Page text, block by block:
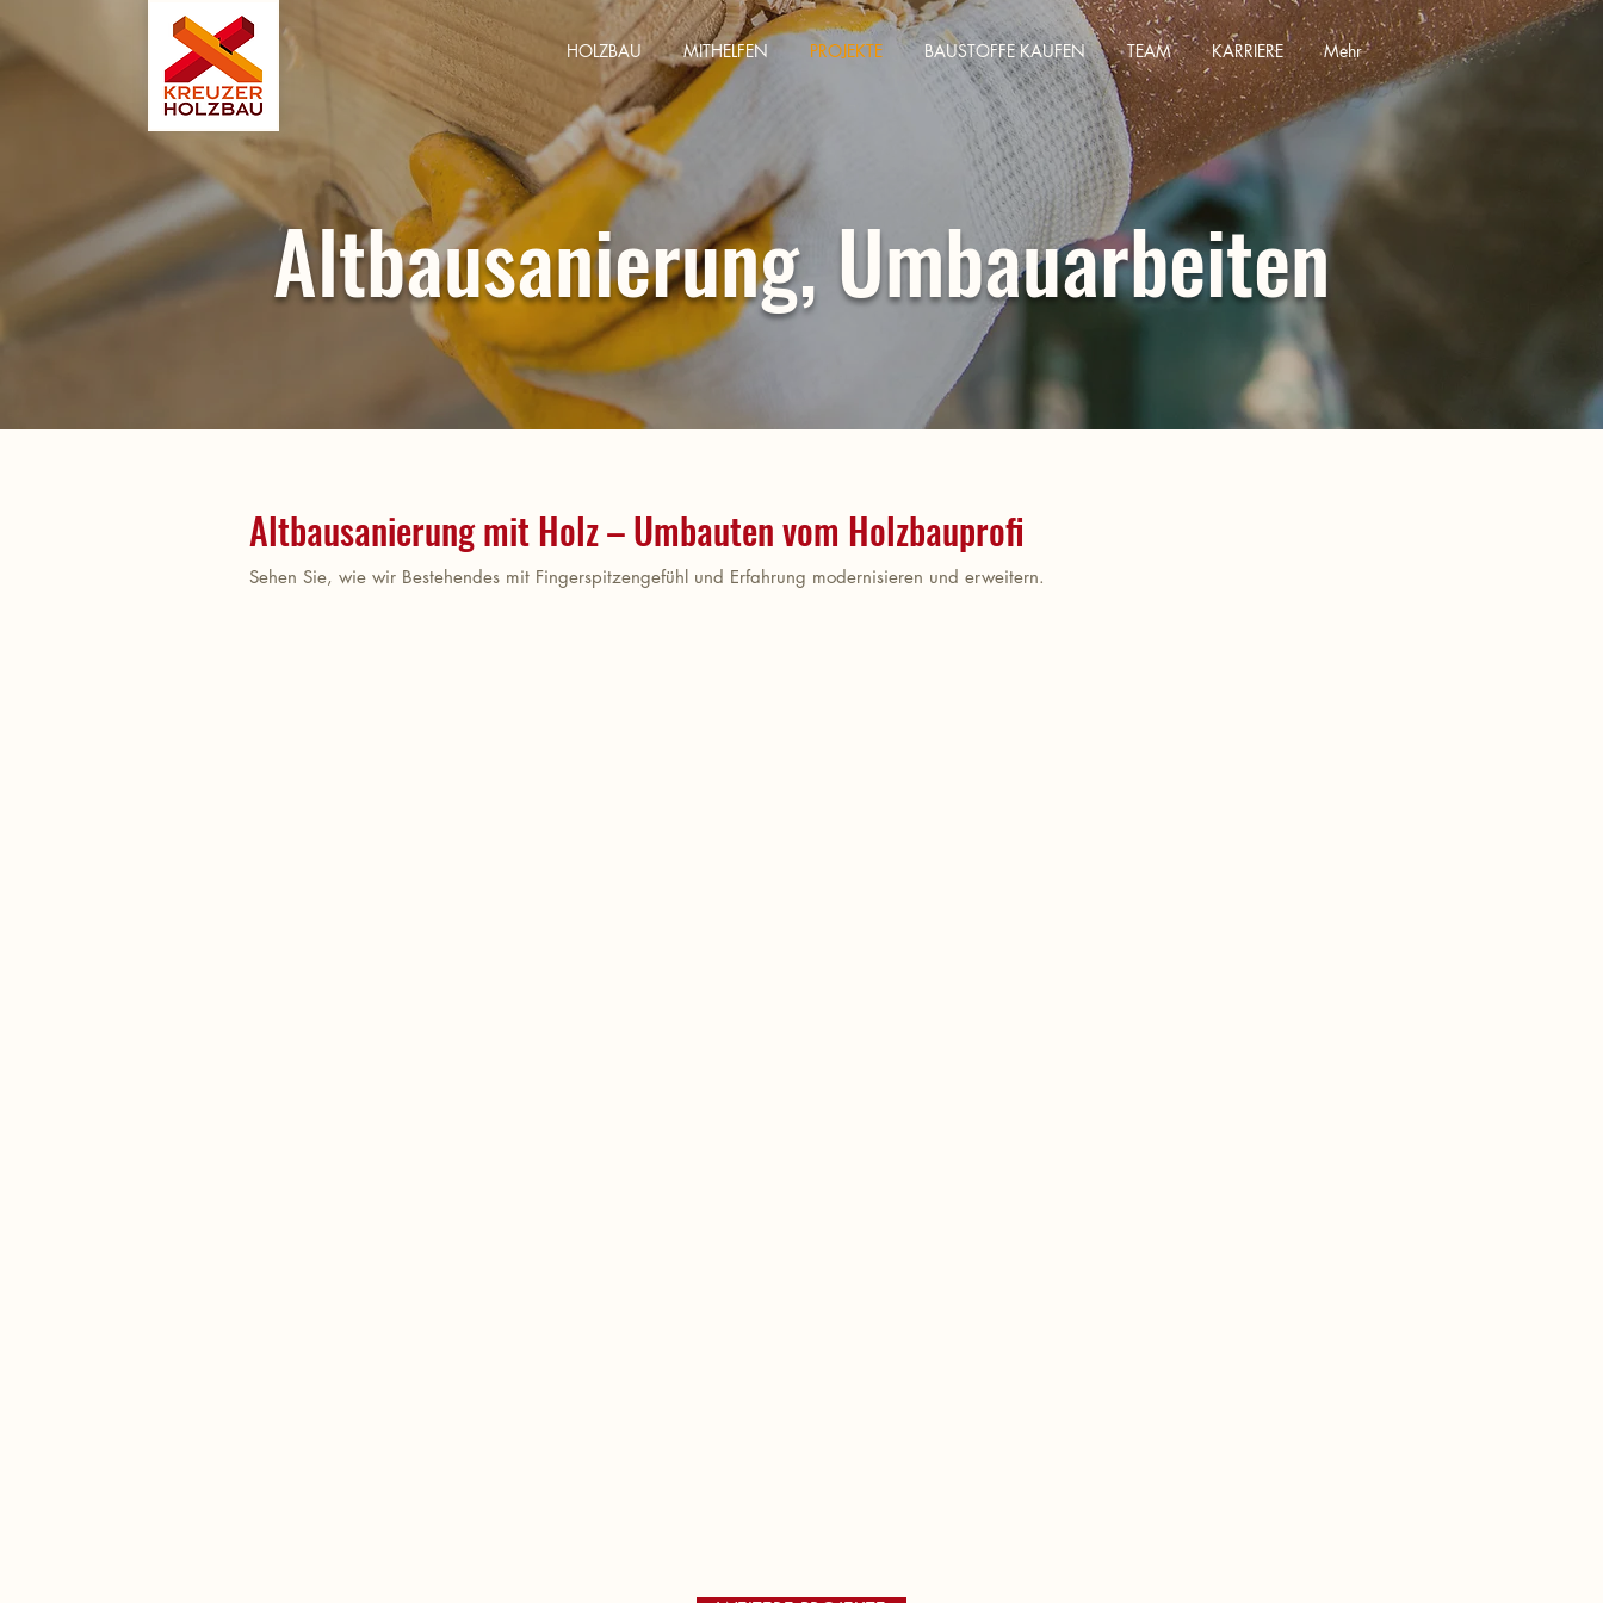
HOLZBAU MITHELFEN PROJEKTE BAUSTOFFE KAUFEN TEAM KARRIERE Mehr
Altbausanierung, Umbauarbeiten
Altbausanierung mit Holz – Umbauten vom Holzbauprofi
Sehen Sie, wie wir Bestehendes mit Fingerspitzengefühl und Erfahrung modernisieren und erweitern.